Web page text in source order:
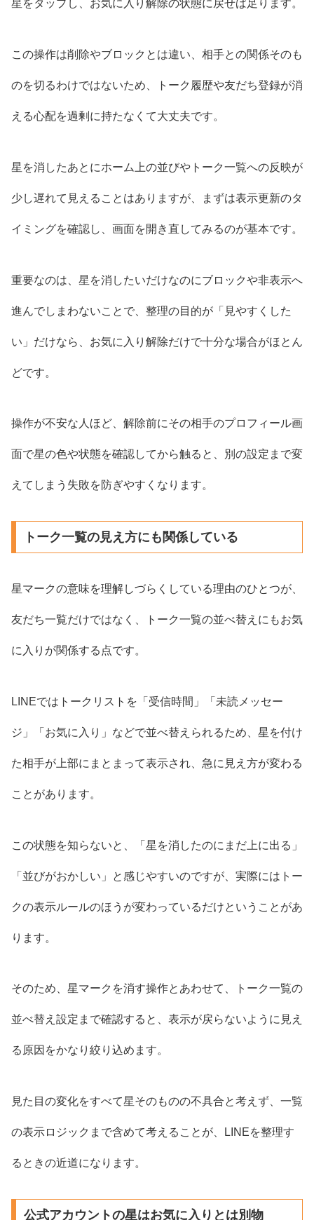
星をタップし、お気に入り解除の状態に戻せば足ります。
この操作は削除やブロックとは違い、相手との関係そのも
のを切るわけではないため、トーク履歴や友だち登録が消
える心配を過剰に持たなくて大丈夫です。
星を消したあとにホーム上の並びやトーク一覧への反映が
少し遅れて見えることはありますが、まずは表示更新のタ
イミングを確認し、画面を開き直してみるのが基本です。
重要なのは、星を消したいだけなのにブロックや非表示へ
進んでしまわないことで、整理の目的が「見やすくした
い」だけなら、お気に入り解除だけで十分な場合がほとん
どです。
操作が不安な人ほど、解除前にその相手のプロフィール画
面で星の色や状態を確認してから触ると、別の設定まで変
えてしまう失敗を防ぎやすくなります。
トーク一覧の見え方にも関係している
星マークの意味を理解しづらくしている理由のひとつが、
友だち一覧だけではなく、トーク一覧の並べ替えにもお気
に入りが関係する点です。
LINEではトークリストを「受信時間」「未読メッセー
ジ」「お気に入り」などで並べ替えられるため、星を付け
た相手が上部にまとまって表示され、急に見え方が変わる
ことがあります。
この状態を知らないと、「星を消したのにまだ上に出る」
「並びがおかしい」と感じやすいのですが、実際にはトー
クの表示ルールのほうが変わっているだけということがあ
ります。
そのため、星マークを消す操作とあわせて、トーク一覧の
並べ替え設定まで確認すると、表示が戻らないように見え
る原因をかなり絞り込めます。
見た目の変化をすべて星そのものの不具合と考えず、一覧
の表示ロジックまで含めて考えることが、LINEを整理す
るときの近道になります。
公式アカウントの星はお気に入りとは別物